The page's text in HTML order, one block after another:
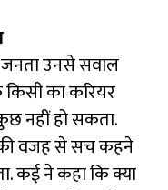
उनसे सवाल
का करियर
नहीं हो सकता.
वजह से सच कहने
कई ने कहा कि क्या